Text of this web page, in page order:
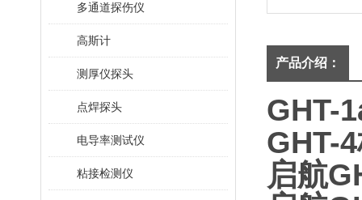
多通道探伤仪
高斯计
测厚仪探头
点焊探头
电导率测试仪
粘接检测仪
产品介绍：
GHT-
GHT-
启航